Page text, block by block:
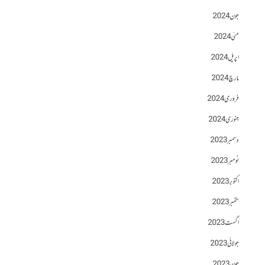
جون 2024
مئی 2024
اپریل 2024
مارچ 2024
فروری 2024
جنوری 2024
دسمبر 2023
نومبر 2023
اکتوبر 2023
ستمبر 2023
اگست 2023
جولائی 2023